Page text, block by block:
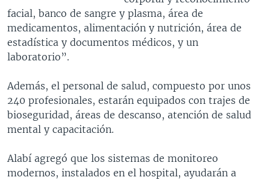
facial, banco de sangre y plasma, área de
medicamentos, alimentación y nutrición, área de
estadística y documentos médicos, y un
laboratorio”.
Además, el personal de salud, compuesto por unos
240 profesionales, estarán equipados con trajes de
bioseguridad, áreas de descanso, atención de salud
mental y capacitación.
Alabí agregó que los sistemas de monitoreo
modernos, instalados en el hospital, ayudarán a